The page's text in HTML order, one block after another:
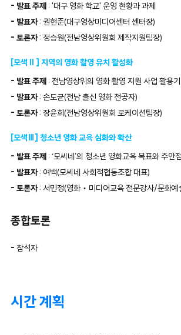
발표 주제 : '대구 영화 학교' 운영 현황과 과제
발표자: 권현준(대구영상미디어센터 센터장)
토론자: 정승원(전남영상위원회 제작지원팀장)
[모색Ⅱ] 지역의 영화 촬영 유치 활성화
발표 주제 : 전남영상위의 영화 촬영 지원 사업 활용기
발표자: 손도균(전남 출신 영화 전공자)
토론자: 장윤희(전남영상위원회 로케이션팀장)
[모색Ⅲ] 청소년 영화 교육 심화와 확산
발표 주제 : ‘모씨네’의 청소년 영화교육 목표와 주안점
발표자: 여백(모씨네 사회적협동조합 대표)
토론자: 서민정(영화‧미디어교육 전문강사/문화예
종합토론
참석자
시간 계획